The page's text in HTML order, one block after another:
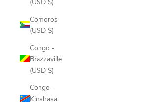
Comoros
(USD $)
Congo -
Brazzaville
(USD $)
Congo -
Kinshasa